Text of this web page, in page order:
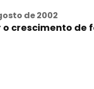
de 2002
crescimento de